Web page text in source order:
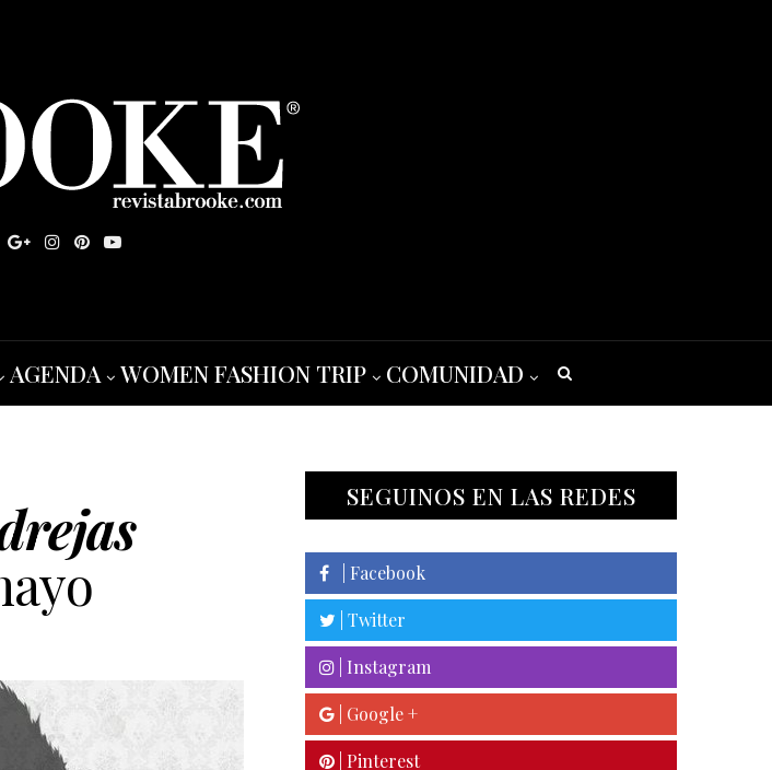
AGENDA WOMEN FASHION TRIP COMUNIDAD
SEGUINOS EN LAS REDES
| Facebook
| Twitter
| Instagram
| Google +
| Pinterest